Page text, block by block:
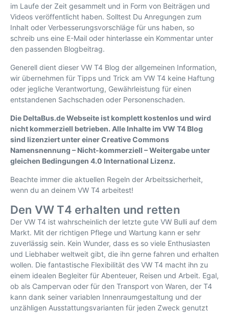
im Laufe der Zeit gesammelt und in Form von Beiträgen und
Videos veröffentlicht haben. Solltest Du Anregungen zum
Inhalt oder Verbesserungsvorschläge für uns haben, so
schreib uns eine E-Mail oder hinterlasse ein Kommentar unter
den passenden Blogbeitrag.
Generell dient dieser VW T4 Blog der allgemeinen Information,
wir übernehmen für Tipps und Trick am VW T4 keine Haftung
oder jegliche Verantwortung, Gewährleistung für einen
entstandenen Sachschaden oder Personenschaden.
Die DeltaBus.de Webseite ist komplett kostenlos und wird
nicht kommerziell betrieben. Alle Inhalte im VW T4 Blog
sind lizenziert unter einer Creative Commons
Namensnennung – Nicht-kommerziell – Weitergabe unter
gleichen Bedingungen 4.0 International Lizenz.
Beachte immer die aktuellen Regeln der Arbeitssicherheit,
wenn du an deinem VW T4 arbeitest!
Den VW T4 erhalten und retten
Der VW T4 ist wahrscheinlich der letzte gute VW Bulli auf dem
Markt. Mit der richtigen Pflege und Wartung kann er sehr
zuverlässig sein. Kein Wunder, dass es so viele Enthusiasten
und Liebhaber weltweit gibt, die ihn gerne fahren und erhalten
wollen. Die fantastische Flexibilität des VW T4 macht ihn zu
einem idealen Begleiter für Abenteuer, Reisen und Arbeit. Egal,
ob als Campervan oder für den Transport von Waren, der T4
kann dank seiner variablen Innenraumgestaltung und der
unzähligen Ausstattungsvarianten für jeden Zweck genutzt